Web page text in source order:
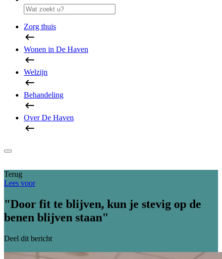
Zorg thuis
Wonen in De Haven
Welzijn
Behandeling
Over De Haven
Terug
Lees voor
"Door fit te blijven, kun je stevig op de
benen blijven staan"
Deel dit bericht